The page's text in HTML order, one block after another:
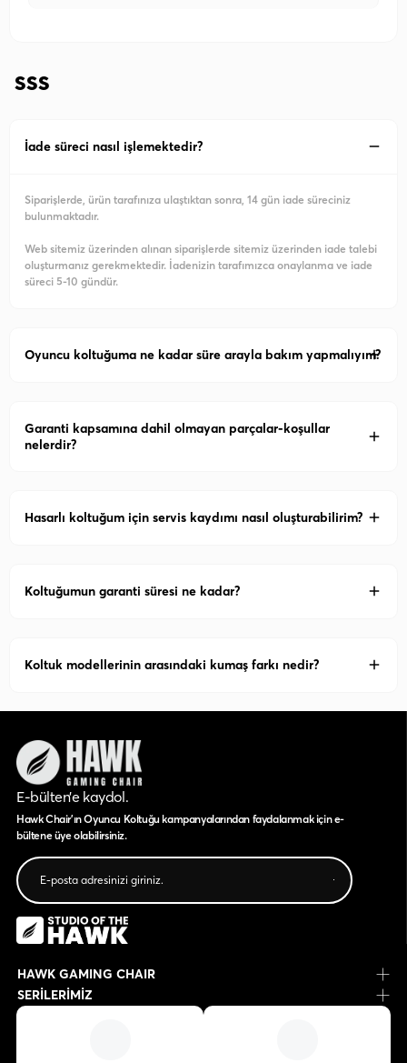
SSS
İade süreci nasıl işlemektedir?
Siparişlerde, ürün tarafınıza ulaştıktan sonra, 14 gün iade süreciniz
bulunmaktadır.
Web sitemiz üzerinden alınan siparişlerde sitemiz üzerinden iade talebi
oluşturmanız gerekmektedir. İadenizin tarafımızca onaylanma ve iade
süreci 5-10 gündür.
Oyuncu koltuğuma ne kadar süre arayla bakım yapmalıyım?
Garanti kapsamına dahil olmayan parçalar-koşullar
nelerdir?
Hasarlı koltuğum için servis kaydımı nasıl oluşturabilirim?
Koltuğumun garanti süresi ne kadar?
Koltuk modellerinin arasındaki kumaş farkı nedir?
E-bülten’e kaydol.
Hawk Chair'ın Oyuncu Koltuğu kampanyalarından faydalanmak için e-
bültene üye olabilirsiniz.
HAWK GAMING CHAIR
SERİLERİMİZ